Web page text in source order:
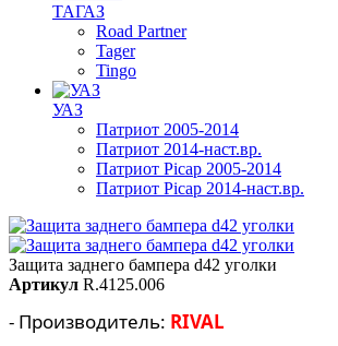
ТАГАЗ
Road Partner
Tager
Tingo
УАЗ
Патриот 2005-2014
Патриот 2014-наст.вр.
Патриот Picap 2005-2014
Патриот Picap 2014-наст.вр.
Защита заднего бампера d42 уголки
Артикул R.4125.006
- Производитель: RIVAL